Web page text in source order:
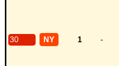
30 NY 1 -